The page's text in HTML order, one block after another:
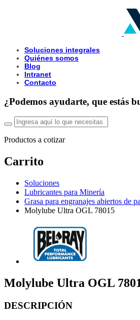
Soluciones integrales
Quiénes somos
Blog
Intranet
Contacto
¿Podemos ayudarte, que estás
Productos a cotizar
Carrito
Soluciones
Lubricantes para Minería
Grasa para engranajes abiertos de
Molylube Ultra OGL 78015
Molylube Ultra OGL
DESCRIPCIÓN